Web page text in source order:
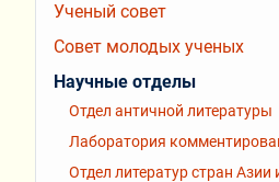
Ученый совет
Совет молодых ученых
Научные отделы
Отдел античной литературы
Лаборатория
Отдел литератур стран Азии